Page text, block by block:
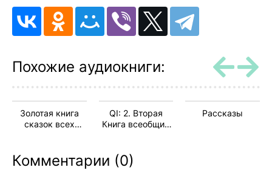
11
12
16
18
Похожие аудиокниги:
Золотая книга
сказок всех
QI: 2. Вторая
Книга всеобщих
Рассказы
Комментарии (0)